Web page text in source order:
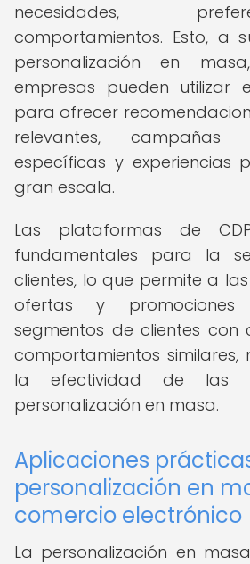
necesidades,
comportamientos. Esto, a
personalización en
empresas pueden utilizar
para ofrecer
relevantes, campañas
específicas y experiencias
gran escala.
Las plataformas de
fundamentales para la
clientes, lo que permite a
ofertas y promociones
segmentos de clientes con
comportamientos similares,
la efectividad de las
personalización en masa.
Aplicaciones
personalización en
comercio electrónico
La personalización en